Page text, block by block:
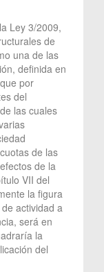
Ley 3/2009,
de
una de las
definida en
por
del
las cuales
de las
de la
VII del
la figura
actividad a
será en
la
del